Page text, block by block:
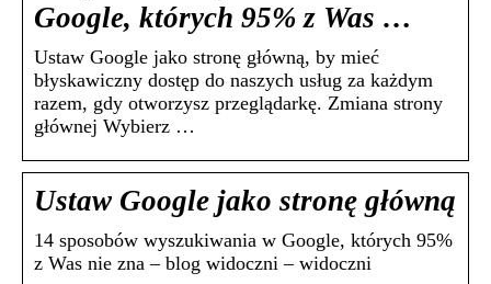
Google, których 95% z Was …
Ustaw Google jako stronę główną, by mieć
błyskawiczny dostęp do naszych usług za każdym
razem, gdy otworzysz przeglądarkę. Zmiana strony
głównej Wybierz …
Ustaw Google jako stronę główną
14 sposobów wyszukiwania w Google, których 95%
z Was nie zna – blog widoczni – widoczni